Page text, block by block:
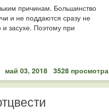
причинам. Большинство
и не поддаются сразу не
засухе. Поэтому при
май 03, 2018 3528 просмотра